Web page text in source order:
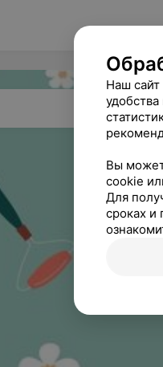
Наш
Вы
cookie
Для
сроках и